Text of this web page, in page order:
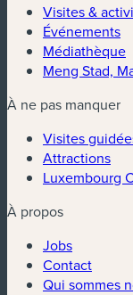
Visites &
Événements
Médiathèque
Meng Stad,
À ne pas manquer
Visites
Attractions
Luxembourg
À propos
Jobs
Contact
Qui sommes